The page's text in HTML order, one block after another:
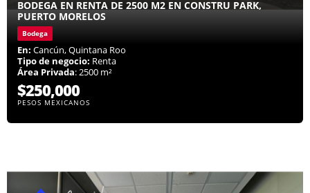
BODEGA EN RENTA DE 2500 M2 EN CONSTRU PARK,
PUERTO MORELOS
Bodega
En: Cancún, Quintana Roo
Tipo de negocio: Renta
Área Privada: 2500 m²
$250,000
PESOS MEXICANOS